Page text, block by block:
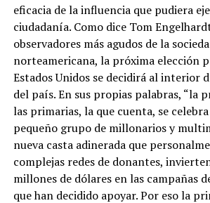
eficacia de la influencia que pudiera
ciudadanía. Como dice Tom
observadores más agudos de la
norteamericana, la próxima elección
Estados Unidos se decidirá al interior
del país. En sus propias palabras, “la
las primarias, la que cuenta, se
pequeño grupo de millonarios y
nueva casta adinerada que
complejas redes de donantes,
millones de dólares en las campañas
que han decidido apoyar. Por eso la